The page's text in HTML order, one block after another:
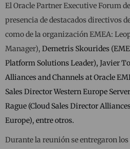
El Oracle Partner Executive Forum
presencia de destacados directivos
como de la organización EMEA:
Manager), Demetris Skourides
Platform Solutions Leader), Javier
Alliances and Channels at Oracle
Sales Director Western Europe
Rague (Cloud Sales Director
Europe), entre otros.
Durante la reunión se entregaron